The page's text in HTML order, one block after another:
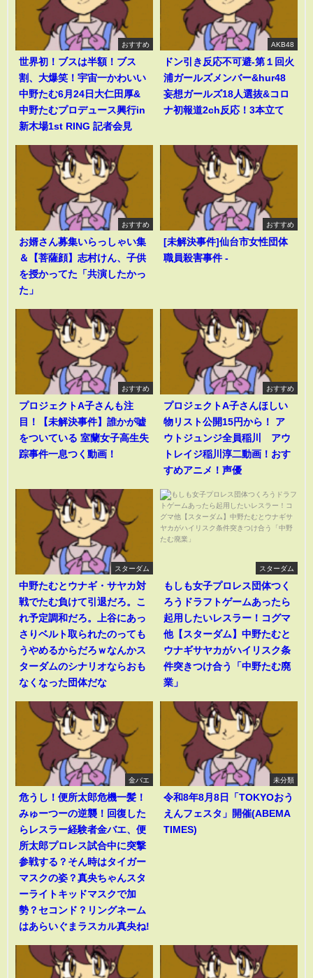
おすすめ
世界初！ブスは半額！ブス
割、大爆笑！宇宙一かわいい
中野たむ6月24日大仁田厚&
中野たむプロデュース興行in
新木場1st RING 記者会見
AKB48
ドン引き反応不可避-第１回火
浦ガールズメンバー&hur48
妄想ガールズ18人選抜&コロ
ナ初報道2ch反応！3本立て
おすすめ
お婿さん募集いらっしゃい集
＆【菩薩顔】志村けん、子供
を授かってた「共演したかっ
た」
おすすめ
[未解決事件]仙台市女性団体
職員殺害事件 -
おすすめ
プロジェクトA子さんも注
目！【未解決事件】誰かが嘘
をついている 室蘭女子高生失
踪事件一息つく動画！
おすすめ
プロジェクトA子さんほしい
物リスト公開15円から！ ア
ウトジュンジ全員稲川 アウ
トレイジ稲川淳二動画！おす
すめアニメ！声優
スターダム
中野たむとウナギ・サヤカ対
戦でたむ負けて引退だろ。こ
れ予定調和だろ。上谷にあっ
さりベルト取られたのっても
うやめるからだろｗなんかス
ターダムのシナリオならおも
なくなった団体だな
スターダム
もしも女子プロレス団体つく
ろうドラフトゲームあったら
起用したいレスラー！コグマ
他【スターダム】中野たむと
ウナギサヤカがハイリスク条
件突きつけ合う「中野たむ廃
業」
金バエ
危うし！便所太郎危機一髪！
みゅーつーの逆襲！回復した
らレスラー経験者金バエ、便
所太郎プロレス試合中に突撃
参戦する？そん時はタイガー
マスクの姿？真央ちゃんスタ
ーライトキッドマスクで加
勢？セコンド？リングネーム
はあらいぐまラスカル真央ね!
未分類
令和8年8月8日「TOKYOおう
えんフェスタ」開催(ABEMA
TIMES)